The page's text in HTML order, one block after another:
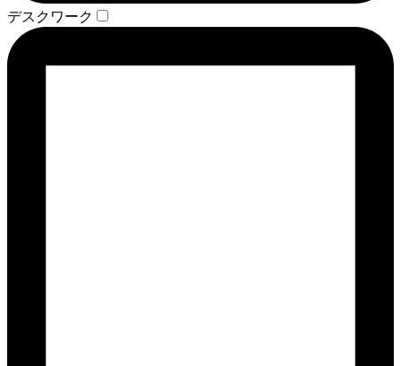
デスクワーク